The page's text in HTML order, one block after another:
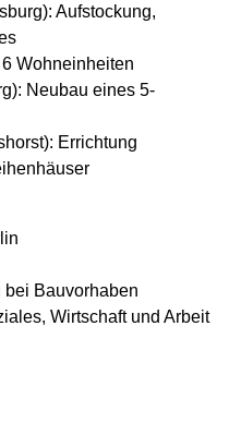
Aufstockung,
Wohneinheiten
Neubau eines 5-
Errichtung
bei Bauvorhaben
Wirtschaft und Arbeit